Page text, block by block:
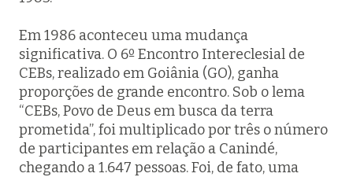
Em 1986 aconteceu uma mudança
significativa. O 6º Encontro Intereclesial de
CEBs, realizado em Goiânia (GO), ganha
proporções de grande encontro. Sob o lema
“CEBs, Povo de Deus em busca da terra
prometida”, foi multiplicado por três o número
de participantes em relação a Canindé,
chegando a 1.647 pessoas. Foi, de fato, uma